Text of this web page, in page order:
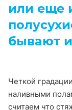
или еще
бывают
Четкой
наливными
считаем что